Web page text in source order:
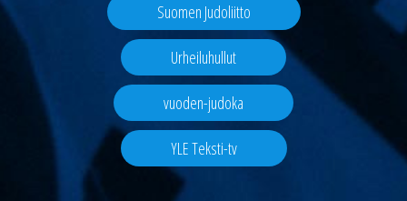
Suomen Judoliitto
Urheiluhullut
vuoden-judoka
YLE Teksti-tv